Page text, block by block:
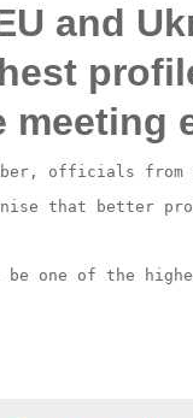
and
meeting
officials
that better
be one of the